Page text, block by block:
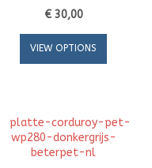
€ 30,00
VIEW OPTIONS